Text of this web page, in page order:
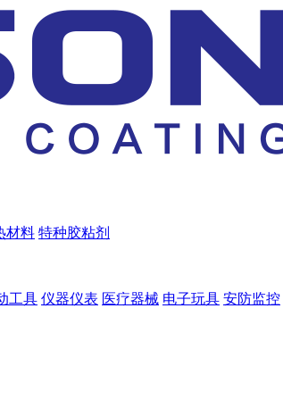
材料 特种胶粘剂
工具 仪器仪表 医疗器械 电子玩具 安防监控